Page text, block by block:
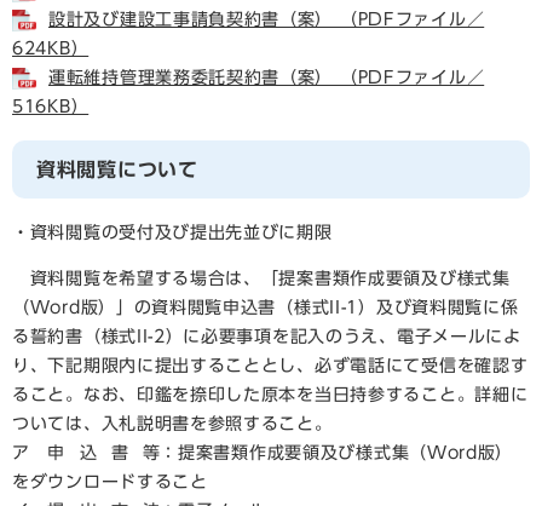
設計及び建設工事請負契約書（案） （PDFファイル／
624KB）
運転維持管理業務委託契約書（案） （PDFファイル／
516KB）
資料閲覧について
・資料閲覧の受付及び提出先並びに期限
資料閲覧を希望する場合は、「提案書類作成要領及び様式集
（Word版）」の資料閲覧申込書（様式II-1）及び資料閲覧に係
る誓約書（様式II-2）に必要事項を記入のうえ、電子メールによ
り、下記期限内に提出することとし、必ず電話にて受信を確認す
ること。なお、印鑑を捺印した原本を当日持参すること。詳細に
ついては、入札説明書を参照すること。
ア 申 込 書 等：提案書類作成要領及び様式集（Word版）
をダウンロードすること